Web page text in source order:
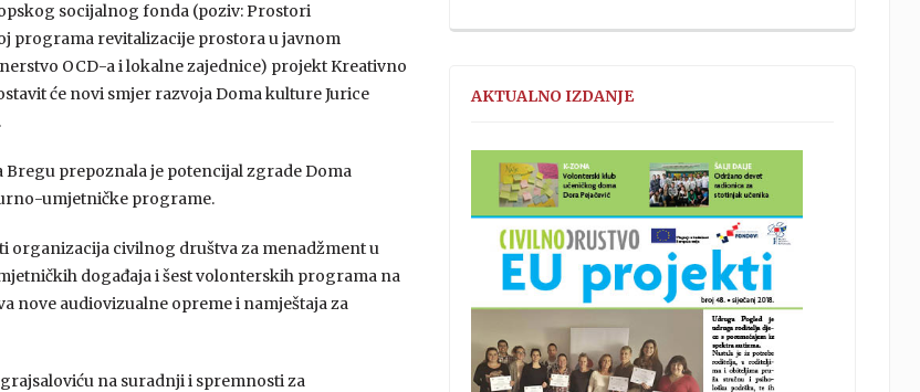
socijalnog fonda (poziv: Prostori
programa revitalizacije prostora u javnom
OCD-a i lokalne zajednice) projekt Kreativno
će novi smjer razvoja Doma kulture Jurice
Bregu prepoznala je potencijal zgrade Doma
umjetničke programe.
organizacija civilnog društva za menadžment u
događaja i šest volonterskih programa na
nove audiovizualne opreme i namještaja za
na suradnji i spremnosti za
AKTUALNO IZDANJE